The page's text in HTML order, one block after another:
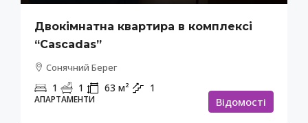
Двокімнатна квартира в комплексі
“Cascadas”
Сонячний Берег
1 1 63 м² 1
АПАРТАМЕНТИ Відомості